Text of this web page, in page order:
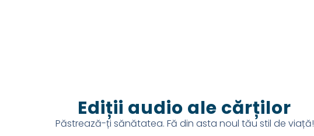
Ediții audio ale cărților
Păstrează-ți sănătatea. Fă din asta noul tău stil de viață!